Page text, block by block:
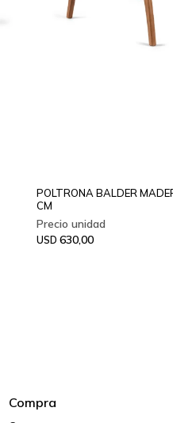
POLTRONA BALDER
CM
USD 630,00
Compra